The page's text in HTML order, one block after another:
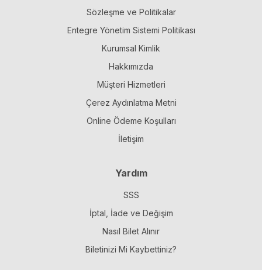
Sözleşme ve Politikalar
Entegre Yönetim Sistemi Politikası
Kurumsal Kimlik
Hakkımızda
Müşteri Hizmetleri
Çerez Aydınlatma Metni
Online Ödeme Koşulları
İletişim
Yardım
SSS
İptal, İade ve Değişim
Nasıl Bilet Alınır
Biletinizi Mi Kaybettiniz?